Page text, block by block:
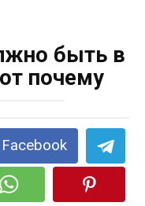
быть в
почему